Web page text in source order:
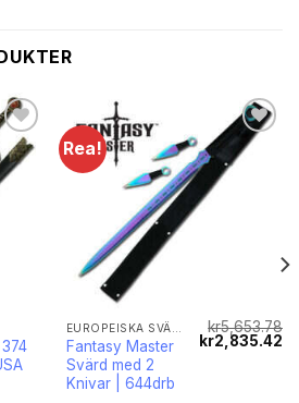
till i
Rea!
Lägg till i
önskelistan
Fantasy Master
Svärd med 2
Knivar | 644drb
kr5,653.78
Det
ursprungliga
kr2,835.42